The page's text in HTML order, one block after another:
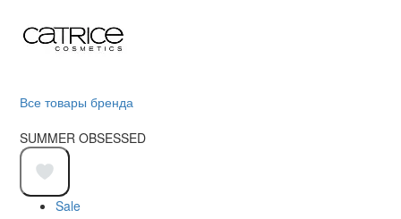
Все товары бренда
SUMMER OBSESSED
Sale